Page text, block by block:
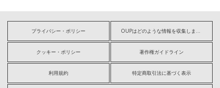
プライバシー・ポリシー OUPはどのような情報を収集しますか?
クッキー・ポリシー 著作権ガイドライン
利用規約 特定商取引法に基づく表示